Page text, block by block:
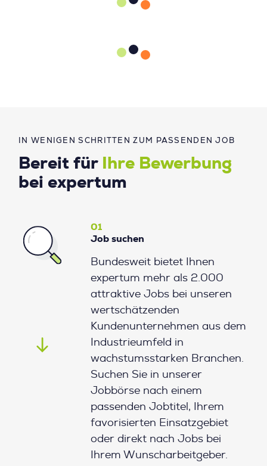
IN WENIGEN SCHRITTEN ZUM PASSENDEN JOB
Bereit für
Ihre Bewerbung
bei expertum
01
Job suchen
Bundesweit bietet Ihnen
expertum mehr als 2.000
attraktive Jobs bei unseren
wertschätzenden
Kundenunternehmen aus dem
Industrieumfeld in
wachstumsstarken Branchen.
Suchen Sie in unserer
Jobbörse nach einem
passenden Jobtitel, Ihrem
favorisierten Einsatzgebiet
oder direkt nach Jobs bei
Ihrem Wunscharbeitgeber.